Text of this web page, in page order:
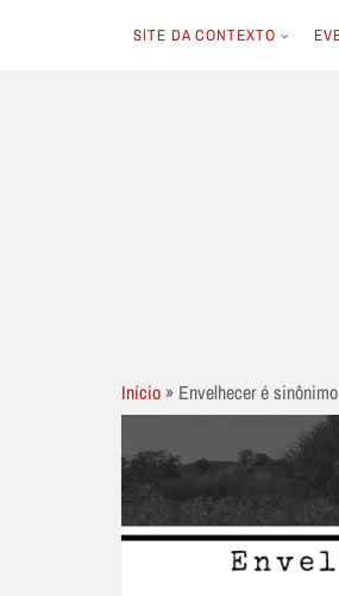
SITE DA CONTEXTO
Início » Envelhecer é